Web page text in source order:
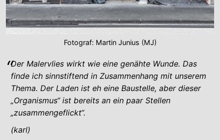
Fotograf: Martin Junius (MJ)
Der Malervlies wirkt wie eine genähte Wunde. Das
finde ich sinnstiftend in Zusammenhang mit unserem
Thema. Der Laden ist eh eine Baustelle, aber dieser
„Organismus“ ist bereits an ein paar Stellen
„zusammengeflickt“.
(karl)